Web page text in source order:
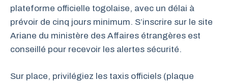
plateforme officielle togolaise, avec un délai à
prévoir de cinq jours minimum. S’inscrire sur le site
Ariane du ministère des Affaires étrangères est
conseillé pour recevoir les alertes sécurité.
Sur place, privilégiez les taxis officiels (plaque